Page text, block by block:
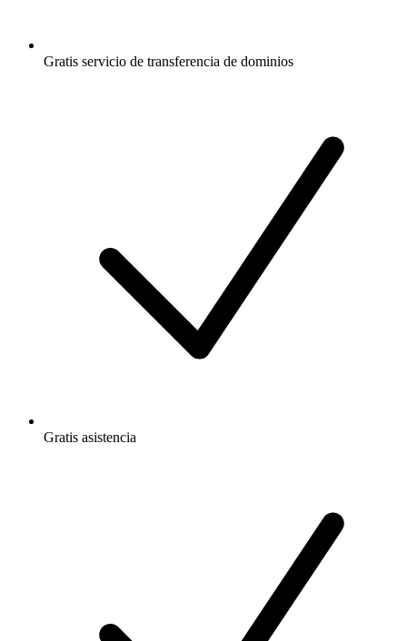
Gratis servicio de transferencia de dominios
Gratis asistencia